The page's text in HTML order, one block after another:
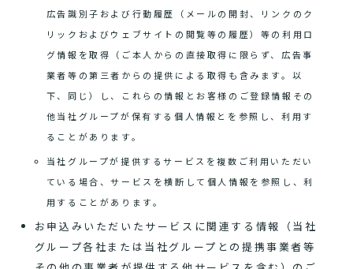
広告識別子および行動履歴（メールの開封、リンクのク
リックおよびウェブサイトの閲覧等の履歴）等の利用ロ
グ情報を取得（ご本人からの直接取得に限らず、広告事
業者等の第三者からの提供による取得も含みます。以
下、同じ）し、これらの情報とお客様のご登録情報その
他当社グループが保有する個人情報とを参照し、利用す
ることがあります。
当社グループが提供するサービスを複数ご利用いただい
ている場合、サービスを横断して個人情報を参照し、利
用することがあります。
お申込みいただいたサービスに関連する情報（当社
グループ各社または当社グループとの提携事業者等